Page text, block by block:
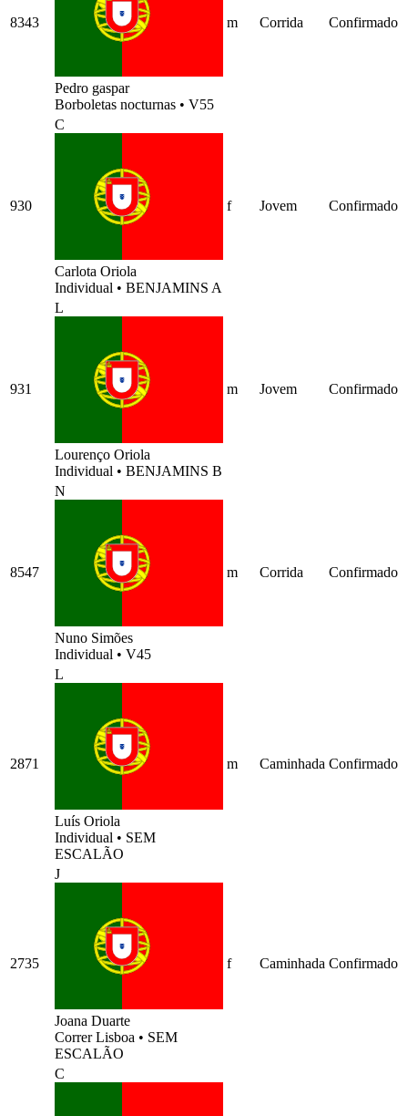
8343
Pedro gaspar
Borboletas nocturnas • V55
m Corrida Confirmado
930
C
Carlota Oriola
Individual • BENJAMINS A
f Jovem Confirmado
931
L
Lourenço Oriola
Individual • BENJAMINS B
m Jovem Confirmado
8547
N
Nuno Simões
Individual • V45
m Corrida Confirmado
2871
L
Luís Oriola
Individual • SEM
ESCALÃO
m Caminhada Confirmado
2735
J
Joana Duarte
Correr Lisboa • SEM
ESCALÃO
f Caminhada Confirmado
C